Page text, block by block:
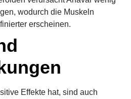
wodurch die Muskeln
erscheinen.
Effekte hat, sind auch